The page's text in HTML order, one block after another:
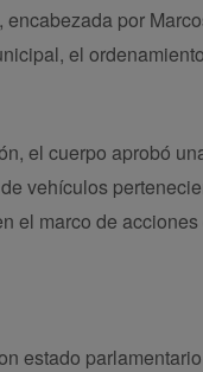
encabezada por
el
el cuerpo aprobó
vehículos
el marco de
estado